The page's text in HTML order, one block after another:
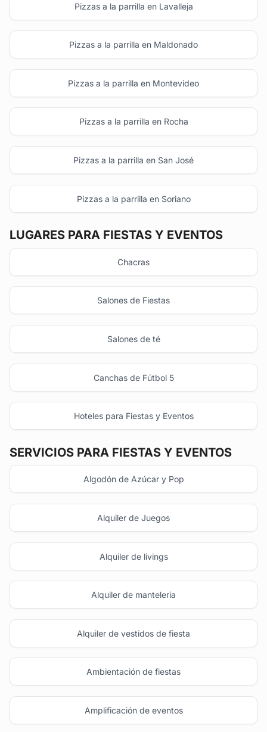
Pizzas a la parrilla en Lavalleja
Pizzas a la parrilla en Maldonado
Pizzas a la parrilla en Montevideo
Pizzas a la parrilla en Rocha
Pizzas a la parrilla en San José
Pizzas a la parrilla en Soriano
LUGARES PARA FIESTAS Y EVENTOS
Chacras
Salones de Fiestas
Salones de té
Canchas de Fútbol 5
Hoteles para Fiestas y Eventos
SERVICIOS PARA FIESTAS Y EVENTOS
Algodón de Azúcar y Pop
Alquiler de Juegos
Alquiler de livings
Alquiler de manteleria
Alquiler de vestidos de fiesta
Ambientación de fiestas
Amplificación de eventos